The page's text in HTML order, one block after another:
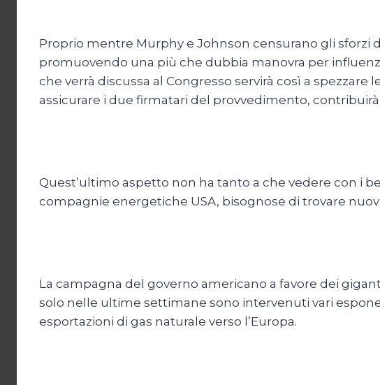
Proprio mentre Murphy e Johnson censurano gli sforzi
promuovendo una più che dubbia manovra per
che verrà discussa al Congresso servirà così a
assicurare i due firmatari del provvedimento, contribuirà
Quest’ultimo aspetto non ha tanto a che vedere con i
compagnie energetiche USA, bisognose di trovare
La campagna del governo americano a favore dei
solo nelle ultime settimane sono intervenuti vari
esportazioni di gas naturale verso l’Europa.